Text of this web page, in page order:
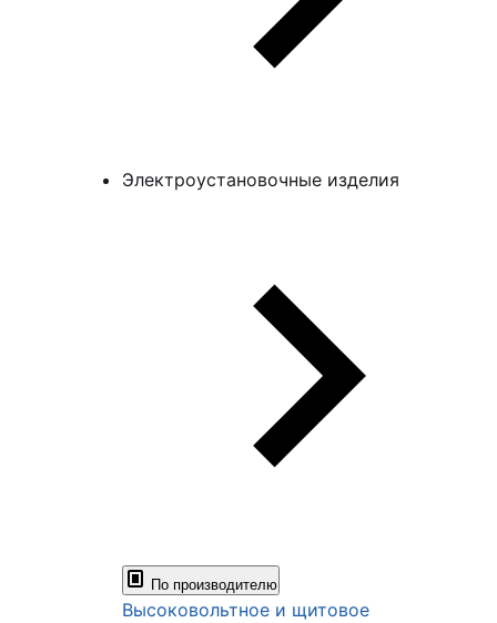
Электроустановочные изделия
По производителю
Высоковольтное и щитовое